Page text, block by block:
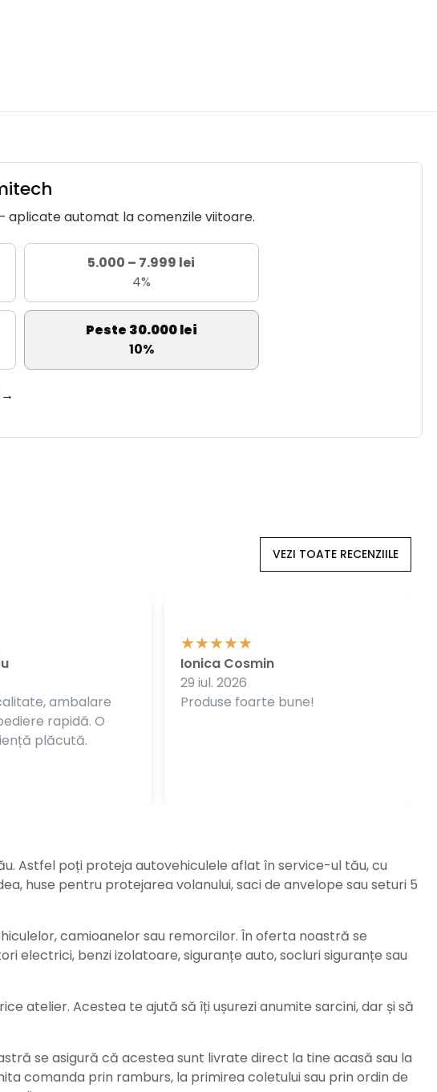
aplicate automat la comenzile viitoare.
5.000 – 7.999 lei
4%
Peste 30.000 lei
10%
VEZI TOATE RECENZIILE
ambalare
rapidă. O
plăcută.
Produse foarte bune!
Ionica Cosmin
29 iul. 2026
Astfel poți proteja autovehiculele aflat în service-ul tău, cu
huse pentru protejarea volanului, saci de anvelope sau seturi 5
camioanelor sau remorcilor. În oferta noastră se
benzi izolatoare, siguranțe auto, socluri siguranțe sau
atelier. Acestea te ajută să îți ușurezi anumite sarcini, dar și să
se asigură că acestea sunt livrate direct la tine acasă sau la
comanda prin ramburs, la primirea coletului sau prin ordin de